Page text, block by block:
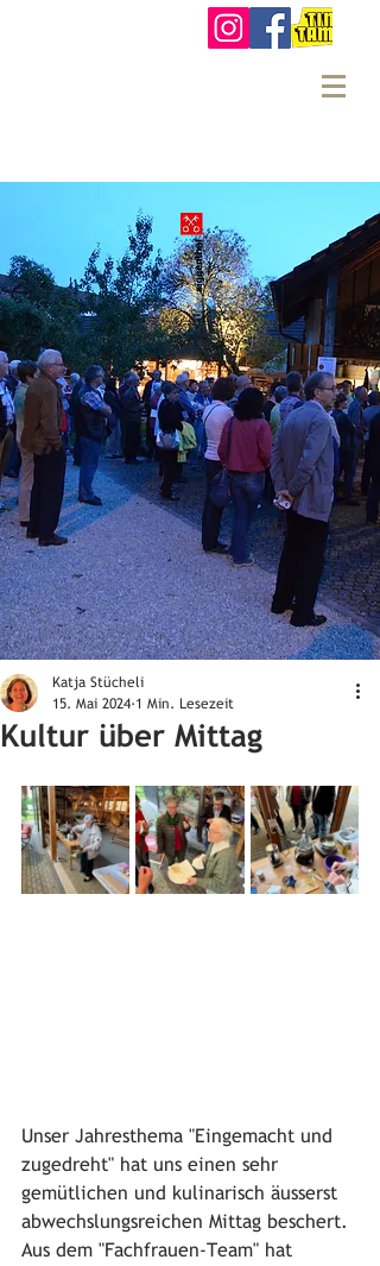
Kultur über Mittag
Katja Stücheli
15. Mai 2024 1 Min. Lesezeit
Unser Jahresthema "Eingemacht und
zugedreht" hat uns einen sehr
gemütlichen und kulinarisch äusserst
abwechslungsreichen Mittag beschert.
Aus dem "Fachfrauen-Team" hat